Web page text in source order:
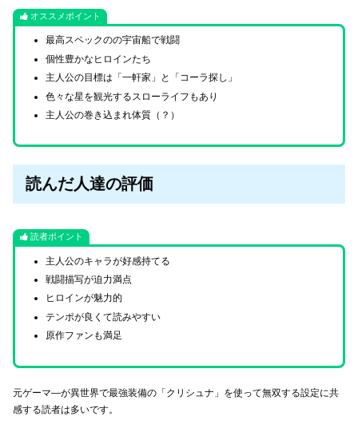
オススメポイント
最高スペックのの宇宙船で戦闘
個性豊かなヒロインたち
主人公の目標は「一軒家」と「コーラ探し」
色々な星を観光するスローライフもあり
主人公の巻き込まれ体質（？）
読んだ人達の評価
読者ポイント
主人公のキャラが好感持てる
戦闘描写が迫力満点
ヒロインが魅力的
テンポが良くて読みやすい
原作ファンも満足
元ゲーマ―が異世界で最強装備の「クリシュナ」を使って無双する設定に共
感する読者は多いです。